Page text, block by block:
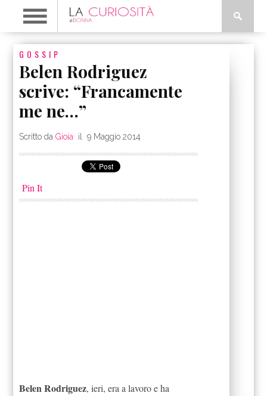
GOSSIP
Belen Rodriguez
scrive: “Francamente
me ne…”
Scritto daGioia il9 Maggio 2014
Pin It
Belen Rodriguez, ieri, era a lavoro e ha